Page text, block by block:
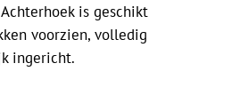
is geschikt
voorzien, volledig
ingericht.